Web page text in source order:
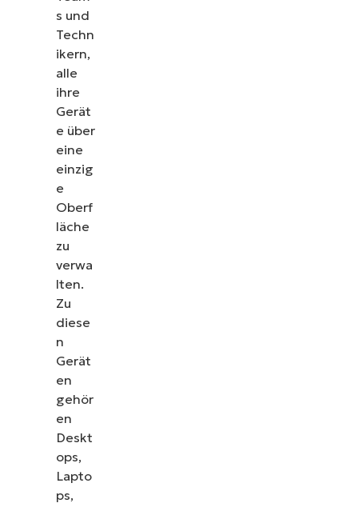
s und
Techn
ikern,
alle
ihre
Gerät
e über
eine
einzig
e
Oberf
läche
zu
verwa
lten.
Zu
diese
n
Gerät
en
gehör
en
Deskt
ops,
Lapto
ps,